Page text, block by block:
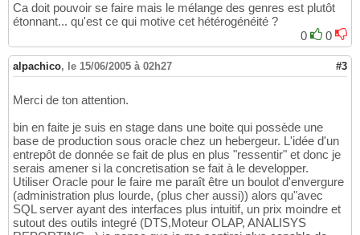
Ca doit pouvoir se faire mais le mélange des genres est plutôt
étonnant... qu'est ce qui motive cet hétérogénéité ?
0
0
alpachico, le 15/06/2005 à 02h27 #3
Merci de ton attention.
bin en faite je suis en stage dans une boite qui possède une
base de production sous oracle chez un hebergeur. L'idée d'un
entrepôt de donnée se fait de plus en plus "ressentir" et donc je
serais amener si la concretisation se fait à le developper.
Utiliser Oracle pour le faire me paraît être un boulot d'envergure
(administration plus lourde, (plus cher aussi)) alors qu"avec
SQL server ayant des interfaces plus intuitif, un prix moindre et
sutout des outils integré (DTS,Moteur OLAP, ANALISYS